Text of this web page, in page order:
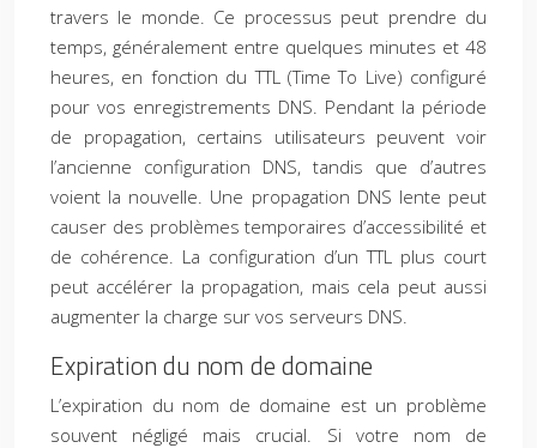
travers le monde. Ce processus peut prendre du
temps, généralement entre quelques minutes et 48
heures, en fonction du TTL (Time To Live) configuré
pour vos enregistrements DNS. Pendant la période
de propagation, certains utilisateurs peuvent voir
l’ancienne configuration DNS, tandis que d’autres
voient la nouvelle. Une propagation DNS lente peut
causer des problèmes temporaires d’accessibilité et
de cohérence. La configuration d’un TTL plus court
peut accélérer la propagation, mais cela peut aussi
augmenter la charge sur vos serveurs DNS.
Expiration du nom de domaine
L’expiration du nom de domaine est un problème
souvent négligé mais crucial. Si votre nom de